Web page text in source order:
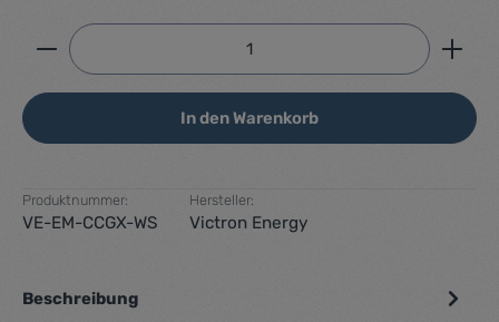
Produkt Anzahl: Gib den gewünschten Wert ein
In den Warenkorb
Produktnummer:
VE-EM-CCGX-WS
Hersteller:
Victron Energy
Beschreibung